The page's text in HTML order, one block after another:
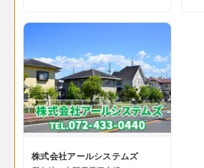
株式会社アールシステムズ